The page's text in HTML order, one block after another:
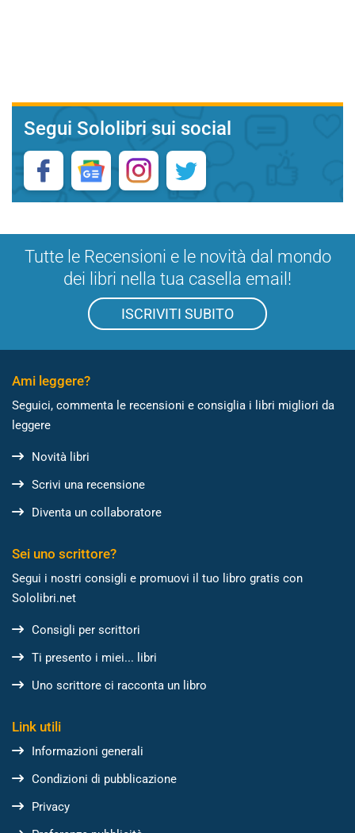
Segui Sololibri sui social
Tutte le Recensioni e le novità dal mondo
dei libri nella tua casella email!
ISCRIVITI SUBITO
Ami leggere?
Seguici, commenta le recensioni e consiglia i libri migliori da
leggere
Novità libri
Scrivi una recensione
Diventa un collaboratore
Sei uno scrittore?
Segui i nostri consigli e promuovi il tuo libro gratis con
Sololibri.net
Consigli per scrittori
Ti presento i miei... libri
Uno scrittore ci racconta un libro
Link utili
Informazioni generali
Condizioni di pubblicazione
Privacy